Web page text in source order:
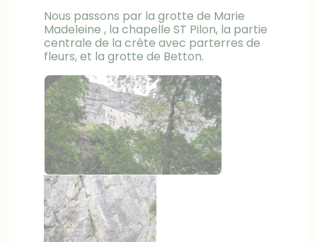
Nous passons par la grotte de Marie
Madeleine , la chapelle ST Pilon, la partie
centrale de la crête avec parterres de
fleurs, et la grotte de Betton.